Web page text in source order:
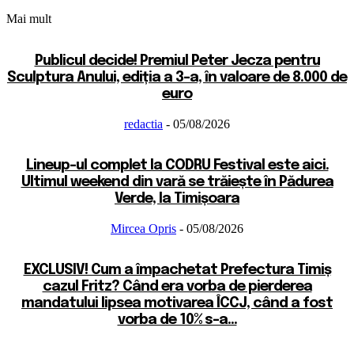
Mai mult
Publicul decide! Premiul Peter Jecza pentru
Sculptura Anului, ediția a 3-a, în valoare de 8.000 de
euro
redactia - 05/08/2026
Lineup-ul complet la CODRU Festival este aici.
Ultimul weekend din vară se trăiește în Pădurea
Verde, la Timișoara
Mircea Opris - 05/08/2026
EXCLUSIV! Cum a împachetat Prefectura Timiș
cazul Fritz? Când era vorba de pierderea
mandatului lipsea motivarea ÎCCJ, când a fost
vorba de 10% s-a...